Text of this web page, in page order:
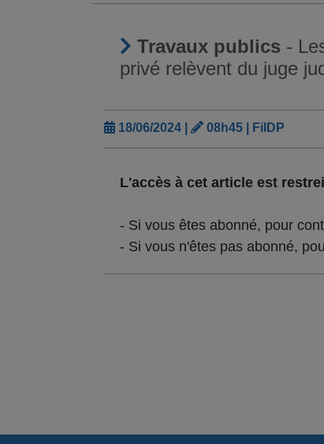
Travaux publics -
privé relèvent du juge
18/06/2024 | 08h45 | FilDP
L'accès à cet article est
- Si vous êtes abonné, pour
- Si vous n'êtes pas abonné,